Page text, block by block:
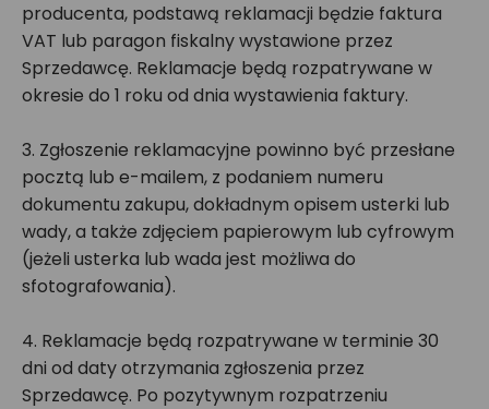
producenta, podstawą reklamacji będzie faktura
VAT lub paragon fiskalny wystawione przez
Sprzedawcę. Reklamacje będą rozpatrywane w
okresie do 1 roku od dnia wystawienia faktury.
3. Zgłoszenie reklamacyjne powinno być przesłane
pocztą lub e-mailem, z podaniem numeru
dokumentu zakupu, dokładnym opisem usterki lub
wady, a także zdjęciem papierowym lub cyfrowym
(jeżeli usterka lub wada jest możliwa do
sfotografowania).
4. Reklamacje będą rozpatrywane w terminie 30
dni od daty otrzymania zgłoszenia przez
Sprzedawcę. Po pozytywnym rozpatrzeniu